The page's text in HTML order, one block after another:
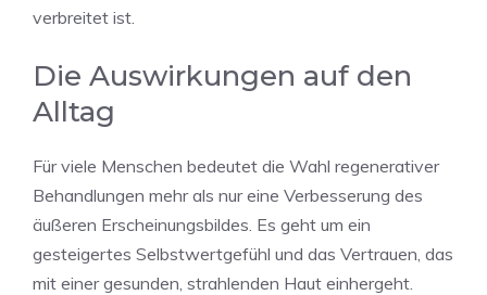
verbreitet ist.
Die Auswirkungen auf den
Alltag
Für viele Menschen bedeutet die Wahl regenerativer
Behandlungen mehr als nur eine Verbesserung des
äußeren Erscheinungsbildes. Es geht um ein
gesteigertes Selbstwertgefühl und das Vertrauen, das
mit einer gesunden, strahlenden Haut einhergeht.